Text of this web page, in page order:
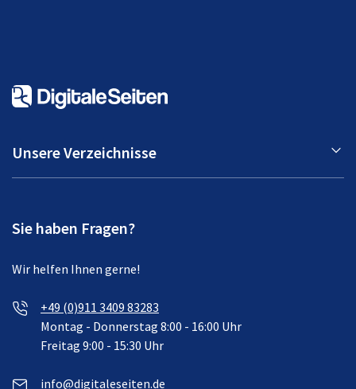
Unsere Verzeichnisse
Sie haben Fragen?
Wir helfen Ihnen gerne!
+49 (0)911 3409 83283
Montag - Donnerstag 8:00 - 16:00 Uhr
Freitag 9:00 - 15:30 Uhr
info@digitaleseiten.de